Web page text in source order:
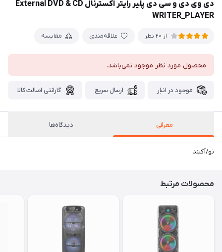
دی وی دی و سی دی پلیر رایتر اکسترنال External DVD & CD
WRITER_PLAYER
از 20 نظر علاقه‌مندی مقایسه
محصول مورد نظر موجود نمی‌باشد.
موجود در انبار ارسال سریع گارانتی اصالت کالا
معرفی دیدگاه‌ها
نو/آکبند
محصولات مرتبط